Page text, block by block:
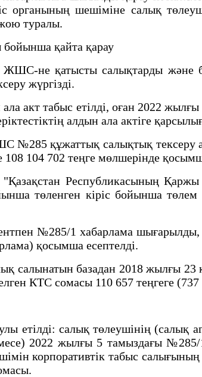
органының шешіміне салық
туралы.
қайта қарау
не қатысты салықтарды және
жүргізді.
табыс етілді, оған 2022 жылғы
алдын ала актіге
құжаттық салықтық тексеру
104 702 теңге мөлшерінде
Республикасының
төленген кіріс бойынша
№285/1 хабарлама
қосымша есептелді.
салынатын базадан 2018 жылғы
КТС сомасы 110 657 теңгеге
етілді: салық төлеушінің (салық
2022 жылғы 5 тамыздағы
корпоративтік табыс